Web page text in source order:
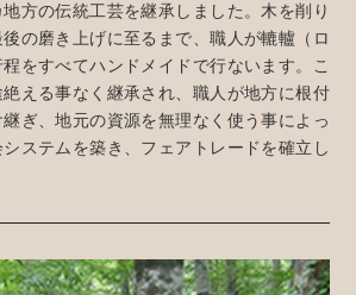
方の伝統工芸を継承しました。木を削り
の磨き上げに至るまで、職人が轆轤（ロ
をすべてハンドメイドで行ないます。こ
える事なく継承され、職人が地方に根付
ぎ、地元の資源を無理なく使う事によっ
ステムを築き、フェアトレードを確立し